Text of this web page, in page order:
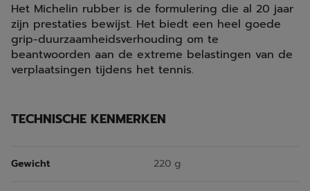
Het Michelin rubber is de formulering die al 20 jaar
zijn prestaties bewijst. Het biedt een heel goede
grip-duurzaamheidsverhouding om te
beantwoorden aan de extreme belastingen van de
verplaatsingen tijdens het tennis.
TECHNISCHE KENMERKEN
Gewicht 220 g